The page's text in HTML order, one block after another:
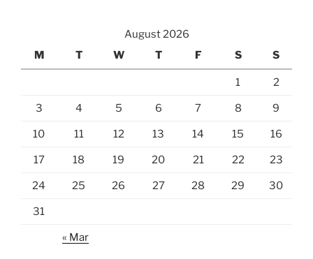
August 2026
M
T W T F S S
1 2
3 4 5 6 7 8 9
10 11 12 13 14 15 16
17 18 19 20 21 22 23
24 25 26 27 28 29 30
31
« Mar